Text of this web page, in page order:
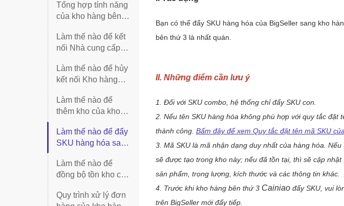
Tổng hợp tính năng
của kho hàng bên
Làm thế nào để kết
nối Nhà cung cấp
bên thứ 3?
Làm thế nào để hủy
kết nối Kho hàng
Làm thế nào để
thêm kho của kho
Làm thế nào để đẩy
SKU hàng hóa sang
Làm thế nào để
đồng bộ tồn kho của
Quy trình xử lý đơn